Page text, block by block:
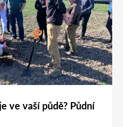
ve vaší půdě? Půdní